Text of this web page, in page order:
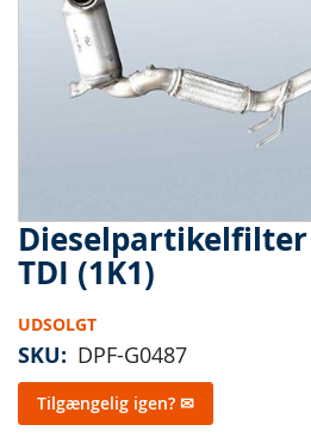
Dieselpartikelfilter
TDI (1K1)
UDSOLGT
SKU DPF-G0487
Tilgængelig igen? ✉
Gå
til
starten
billedgalleriet